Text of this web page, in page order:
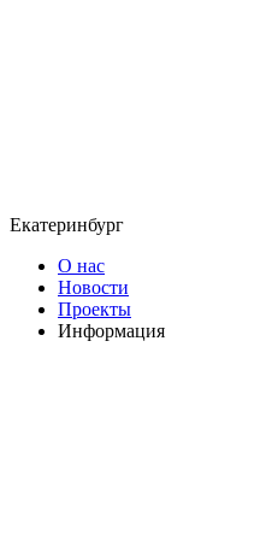
Екатеринбург
О нас
Новости
Проекты
Информация